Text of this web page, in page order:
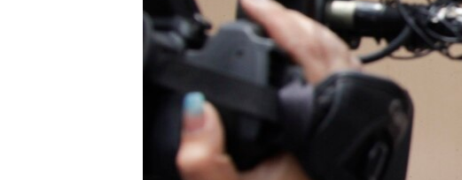
LA REALIDAD DE LA VIVIENDA EN